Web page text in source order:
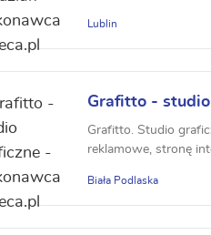
Lublin
Grafitto -
Grafitto. Studio
reklamowe, stronę
Biała Podlaska